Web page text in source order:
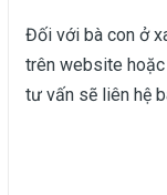
Đối với bà con ở
trên website hoặc
tư vấn sẽ liên hệ